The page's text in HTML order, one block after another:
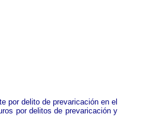
por delito de prevaricación en el
por delitos de prevaricación y